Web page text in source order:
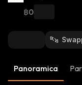
6
฿0
Panoramica